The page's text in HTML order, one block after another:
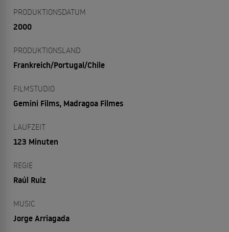
PRODUKTIONSDATUM
2000
PRODUKTIONSLAND
Frankreich/Portugal/Chile
FILMSTUDIO
Gemini Films, Madragoa Filmes
LAUFZEIT
123 Minuten
REGIE
Raúl Ruiz
MUSIC
Jorge Arriagada